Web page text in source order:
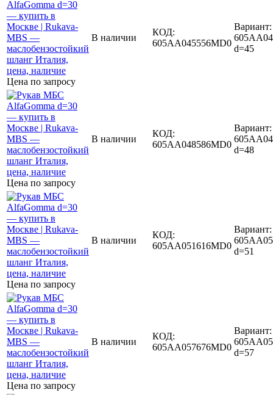
Цена по запросу
В наличии
КОД:
605AA045556MD0
Вариант:
d=45
Цена по запросу
В наличии
КОД:
605AA048586MD0
Вариант:
d=48
Цена по запросу
В наличии
КОД:
605AA051616MD0
Вариант:
d=51
Цена по запросу
В наличии
КОД:
605AA057676MD0
Вариант:
d=57